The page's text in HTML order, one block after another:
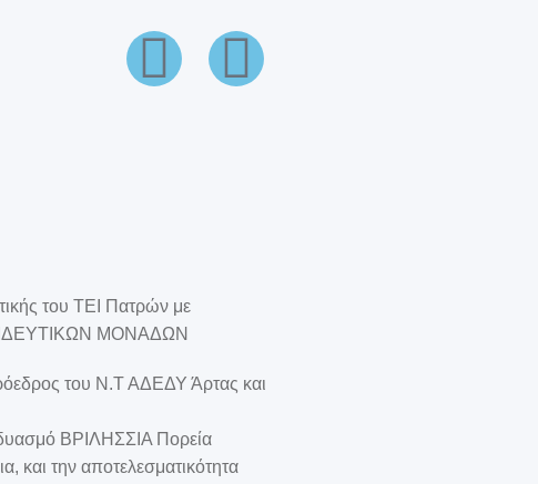
του ΤΕΙ Πατρών με
ΜΟΝΑΔΩΝ
του Ν.Τ ΑΔΕΔΥ Άρτας και
ΒΡΙΛΗΣΣΙΑ Πορεία
και την αποτελεσματικότητα